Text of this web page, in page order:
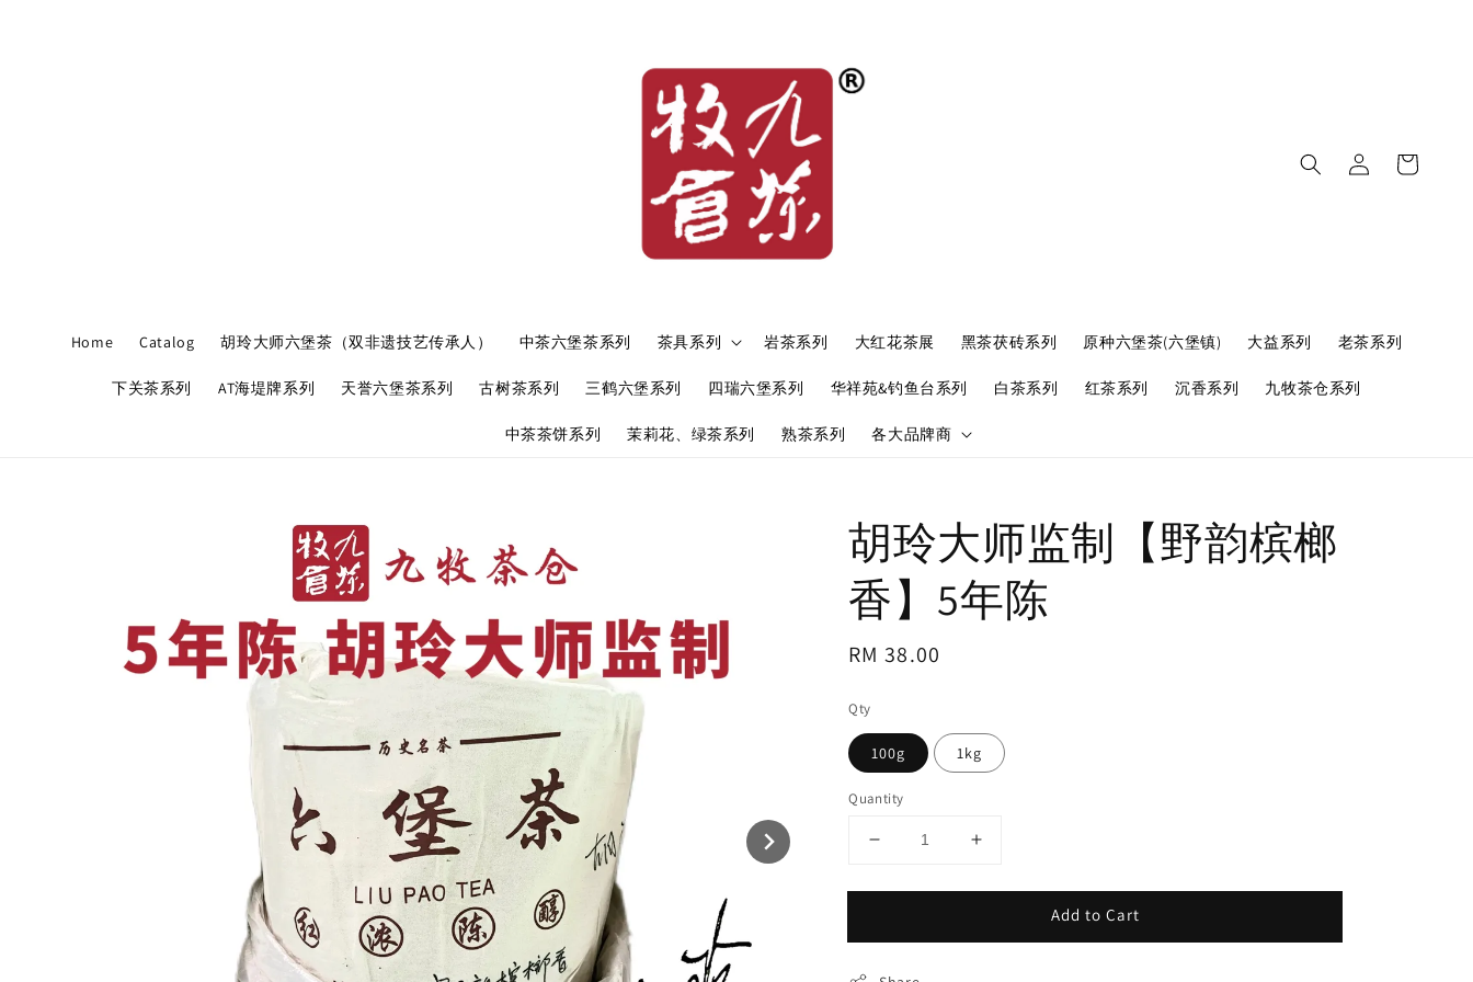
Home Catalog 胡玲大师六堡茶（双非遗技艺传承人） 中茶六堡茶系列 茶具系列 岩茶系列 大红花茶展 黑茶茯砖系列 原种六堡茶(六堡镇) 大益系列 老茶系列
下关茶系列 AT海堤牌系列 天誉六堡茶系列 古树茶系列 三鹤六堡系列 四瑞六堡系列 华祥苑&钓鱼台系列 白茶系列 红茶系列 沉香系列 九牧茶仓系列
中茶茶饼系列 茉莉花、绿茶系列 熟茶系列 各大品牌商
胡玲大师监制【野韵槟榔
香】5年陈
Regular
RM 38.00
Qty
100g 1kg
Quantity
Add to Cart